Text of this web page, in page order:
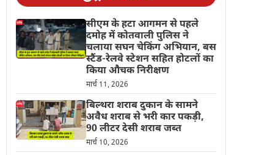
सीएम के हटा आगमन से पहले
दमोह में कोतवाली पुलिस ने
चलाया सघन चेकिंग अभियान, बस
स्टैंड-रेलवे स्टेशन सहित होटलों का
किया औचक निरीक्षण
मार्च 11, 2026
बिल्थरा शराब दुकान के सामने
अवैध शराब से भरी कार पकड़ी,
90 लीटर देसी शराब जब्त
मार्च 10, 2026